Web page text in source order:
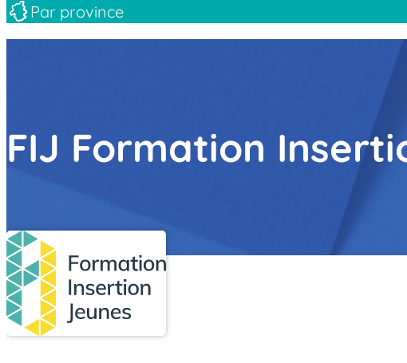
Par province
FIJ Formation